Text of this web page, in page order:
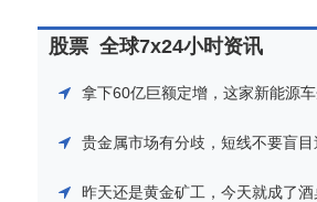
股票 全球7x24小时资讯
拿下60亿巨额定增，这家新能源
贵金属市场有分歧，短线不要盲目
昨天还是黄金矿工，今天就成了酒桌文化，A股